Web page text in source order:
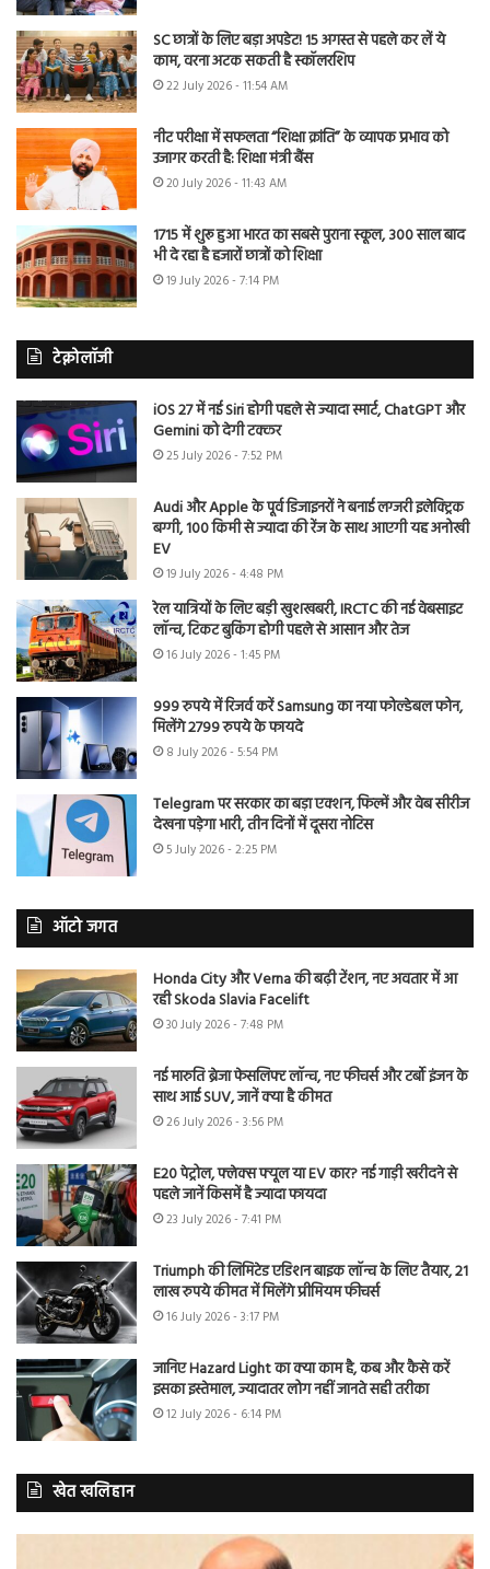
SC छात्रों के लिए बड़ा अपडेट! 15 अगस्त से पहले कर लें ये
काम, वरना अटक सकती है स्कॉलरशिप
22 July 2026 - 11:54 AM
नीट परीक्षा में सफलता “शिक्षा क्रांति” के व्यापक प्रभाव को
उजागर करती है: शिक्षा मंत्री बैंस
20 July 2026 - 11:43 AM
1715 में शुरू हुआ भारत का सबसे पुराना स्कूल, 300 साल बाद
भी दे रहा है हजारों छात्रों को शिक्षा
19 July 2026 - 7:14 PM
टेक्नोलॉजी
iOS 27 में नई Siri होगी पहले से ज्यादा स्मार्ट, ChatGPT और
Gemini को देगी टक्कर
25 July 2026 - 7:52 PM
Audi और Apple के पूर्व डिजाइनरों ने बनाई लग्जरी इलेक्ट्रिक
बग्गी, 100 किमी से ज्यादा की रेंज के साथ आएगी यह अनोखी
EV
19 July 2026 - 4:48 PM
रेल यात्रियों के लिए बड़ी खुशखबरी, IRCTC की नई वेबसाइट
लॉन्च, टिकट बुकिंग होगी पहले से आसान और तेज
16 July 2026 - 1:45 PM
999 रुपये में रिजर्व करें Samsung का नया फोल्डेबल फोन,
मिलेंगे 2799 रुपये के फायदे
8 July 2026 - 5:54 PM
Telegram पर सरकार का बड़ा एक्शन, फिल्में और वेब सीरीज
देखना पड़ेगा भारी, तीन दिनों में दूसरा नोटिस
5 July 2026 - 2:25 PM
ऑटो जगत
Honda City और Verna की बढ़ी टेंशन, नए अवतार में आ
रही Skoda Slavia Facelift
30 July 2026 - 7:48 PM
नई मारुति ब्रेजा फेसलिफ्ट लॉन्च, नए फीचर्स और टर्बो इंजन के
साथ आई SUV, जानें क्या है कीमत
26 July 2026 - 3:56 PM
E20 पेट्रोल, फ्लेक्स फ्यूल या EV कार? नई गाड़ी खरीदने से
पहले जानें किसमें है ज्यादा फायदा
23 July 2026 - 7:41 PM
Triumph की लिमिटेड एडिशन बाइक लॉन्च के लिए तैयार, 21
लाख रुपये कीमत में मिलेंगे प्रीमियम फीचर्स
16 July 2026 - 3:17 PM
जानिए Hazard Light का क्या काम है, कब और कैसे करें
इसका इस्तेमाल, ज्यादातर लोग नहीं जानते सही तरीका
12 July 2026 - 6:14 PM
खेत खलिहान